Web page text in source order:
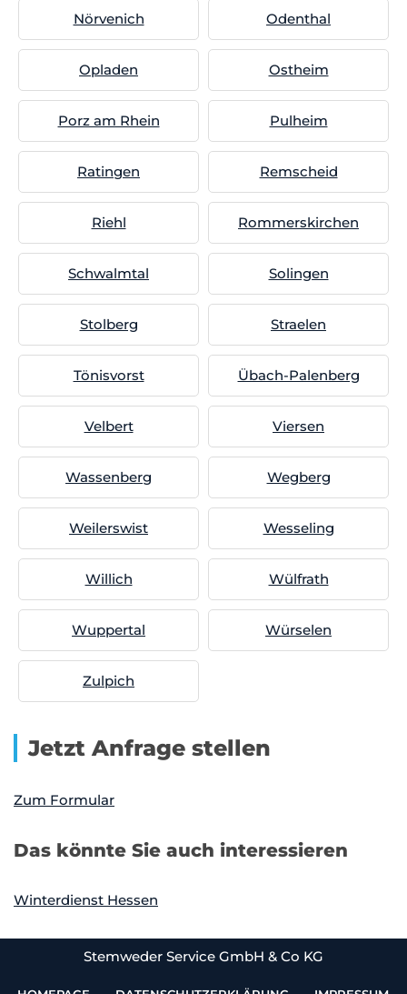
Nörvenich Odenthal
Opladen Ostheim
Porz am Rhein Pulheim
Ratingen Remscheid
Riehl Rommerskirchen
Schwalmtal Solingen
Stolberg Straelen
Tönisvorst Übach-Palenberg
Velbert Viersen
Wassenberg Wegberg
Weilerswist Wesseling
Willich Wülfrath
Wuppertal Würselen
Zulpich
Jetzt Anfrage stellen
Zum Formular
Das könnte Sie auch interessieren
Winterdienst Hessen
Stemweder Service GmbH & Co KG